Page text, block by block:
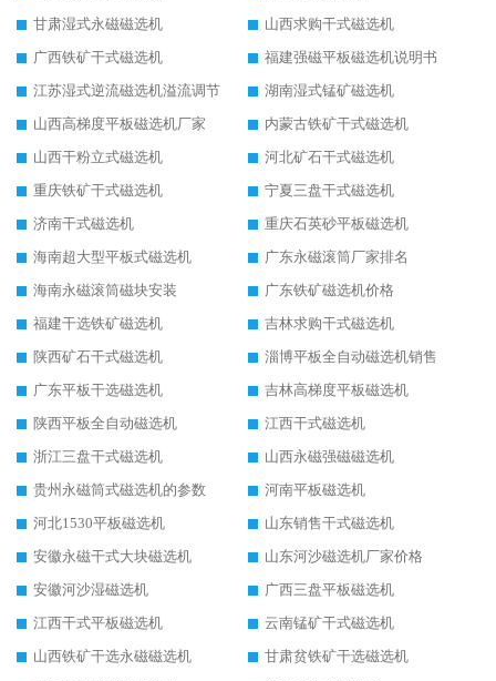
甘肃湿式永磁磁选机
山西求购干式磁选机
广西铁矿干式磁选机
福建强磁平板磁选机说明书
江苏湿式逆流磁选机溢流调节
湖南湿式锰矿磁选机
山西高梯度平板磁选机厂家
内蒙古铁矿干式磁选机
山西干粉立式磁选机
河北矿石干式磁选机
重庆铁矿干式磁选机
宁夏三盘干式磁选机
济南干式磁选机
重庆石英砂平板磁选机
海南超大型平板式磁选机
广东永磁滚筒厂家排名
海南永磁滚筒磁块安装
广东铁矿磁选机价格
福建干选铁矿磁选机
吉林求购干式磁选机
陕西矿石干式磁选机
淄博平板全自动磁选机销售
广东平板干选磁选机
吉林高梯度平板磁选机
陕西平板全自动磁选机
江西干式磁选机
浙江三盘干式磁选机
山西永磁强磁磁选机
贵州永磁筒式磁选机的参数
河南平板磁选机
河北1530平板磁选机
山东销售干式磁选机
安徽永磁干式大块磁选机
山东河沙磁选机厂家价格
安徽河沙湿磁选机
广西三盘平板磁选机
江西干式平板磁选机
云南锰矿干式磁选机
山西铁矿干选永磁磁选机
甘肃贫铁矿干选磁选机